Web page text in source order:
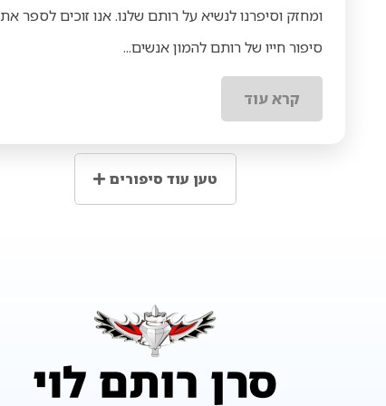
ומחזק וסיפרנו לנשיא על רותם שלנו. אנו זוכים לספר את
סיפור חייו של רותם להמון אנשים...
קרא עוד
טען עוד סיפורים